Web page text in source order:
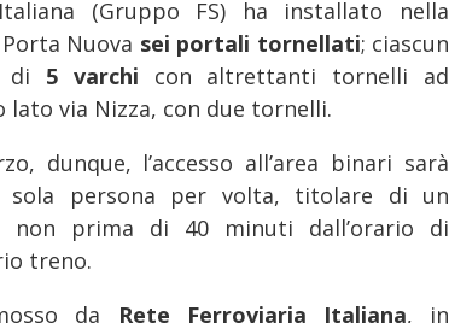
(Gruppo FS) ha installato nella
Nuova sei portali tornellati; ciascun
di 5 varchi con altrettanti tornelli ad
lato via Nizza, con due tornelli.
dunque, l’accesso all’area binari sarà
sola persona per volta, titolare di un
non prima di 40 minuti dall’orario di
treno.
da
Rete Ferroviaria Italiana, in